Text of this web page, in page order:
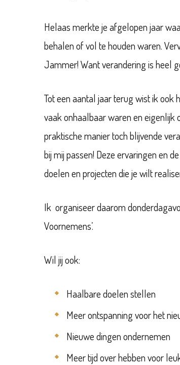
Helaas merkte je afgelopen jaar
behalen of vol te houden waren.
Jammer! Want verandering is heel
Tot een aantal jaar terug wist ik
vaak onhaalbaar waren en eigenlijk
praktische manier toch blijvende
bij mij passen! Deze ervaringen en
doelen en projecten die je wilt
Ik organiseer daarom
Voornemens’.
Wil jij ook:
Haalbare doelen stellen
Meer ontspanning voor het
Nieuwe dingen ondernemen
Meer tijd over hebben voor